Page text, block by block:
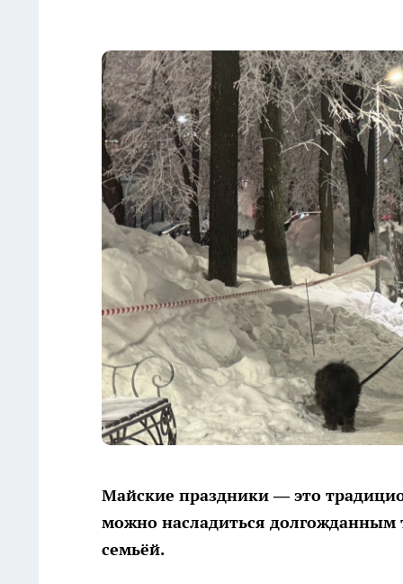
Майские праздники — это
можно насладиться долгожданным
семьёй.